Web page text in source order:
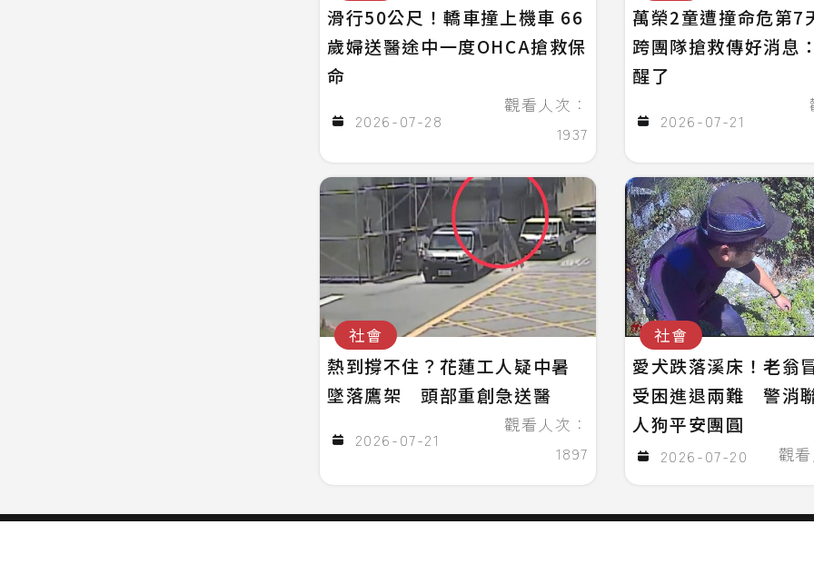
滑行50公尺！轎車撞上機車 66
歲婦送醫途中一度OHCA搶救保
命
2026-07-28
觀看人次：
1937
萬榮2童遭撞命危第
跨團隊搶救傳好消息
醒了
2026-07-21
社會
熱到撐不住？花蓮工人疑中暑
墜落鷹架 頭部重創急送醫
2026-07-21
觀看人次：
1897
社會
愛犬跌落溪床！老翁
受困進退兩難 警消
人狗平安團圓
2026-07-20 觀